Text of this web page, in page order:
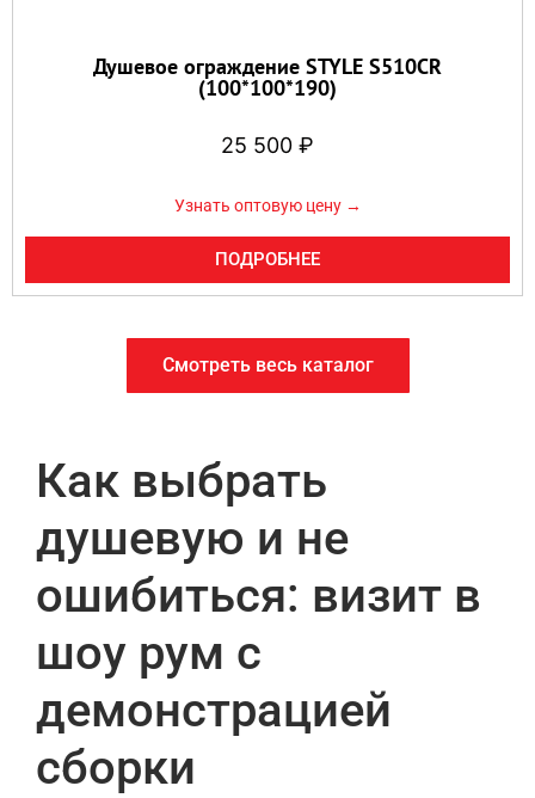
Душевое ограждение STYLE S510CR
(100*100*190)
25 500 ₽
Узнать оптовую цену →
ПОДРОБНЕЕ
Смотреть весь каталог
Как выбрать
душевую и не
ошибиться: визит в
шоу рум с
демонстрацией
сборки